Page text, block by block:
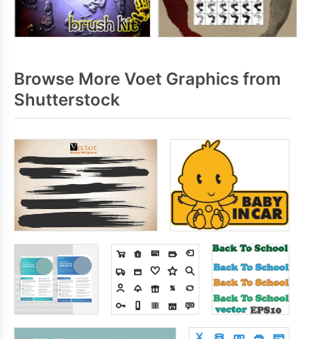
Browse More Voet Graphics from
Shutterstock